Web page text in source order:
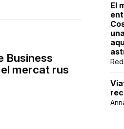
Business
mercat rus
El